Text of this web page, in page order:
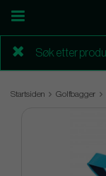
Startsiden Golfbagger